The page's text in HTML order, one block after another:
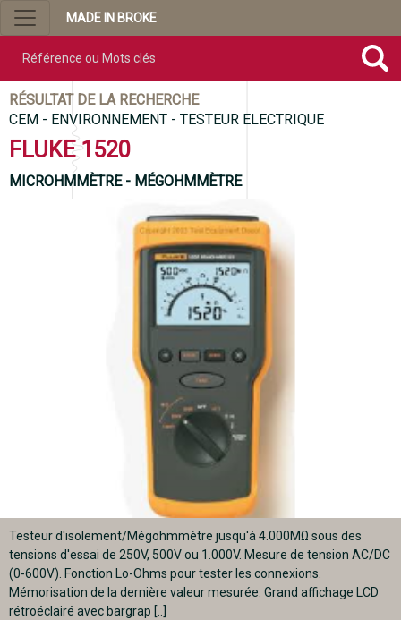
MADE IN BROKE
RÉSULTAT DE LA RECHERCHE
CEM - ENVIRONNEMENT - TESTEUR ELECTRIQUE
FLUKE 1520
MICROHMMÈTRE - MÉGOHMMÈTRE
Testeur d'isolement/Mégohmmètre jusqu'à 4.000MΩ sous des
tensions d'essai de 250V, 500V ou 1.000V. Mesure de tension AC/DC
(0-600V). Fonction Lo-Ohms pour tester les connexions.
Mémorisation de la dernière valeur mesurée. Grand affichage LCD
rétroéclairé avec bargrap [..]